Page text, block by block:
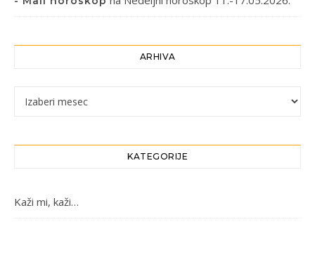
ARHIVA
Arhiva
KATEGORIJE
Kaži mi, kaži…